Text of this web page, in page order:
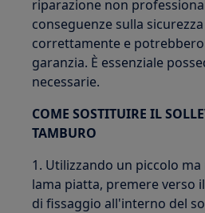
riparazione non
conseguenze sulla
correttamente e
garanzia. È essenziale
necessarie.
COME SOSTITUIRE IL
TAMBURO
1. Utilizzando un piccolo
lama piatta, premere verso
di fissaggio all'interno del